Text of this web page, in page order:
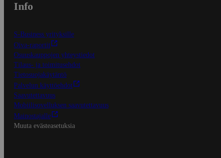
Info
S-Business yrityksille
Oiva-raportit
Osuuskauppojen yhteystiedot
Tilaus- ja toimitusehdot
Tietosuojakäytäntö
Palvelun käyttöehdot
Saavutettavuus
Mobiilisovelluksen saavutettavuus
Mainostajalle
Muuta evästeasetuksia